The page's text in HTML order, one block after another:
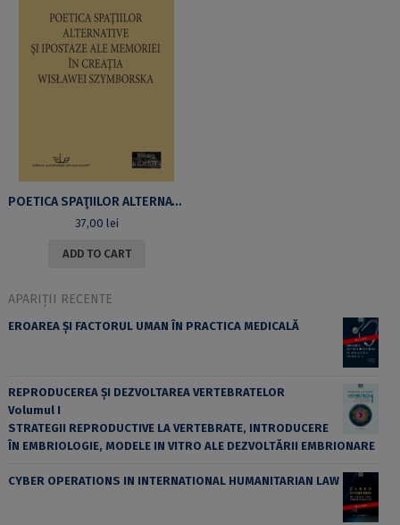
POETICA SPAŢIILOR ALTERNATIVE ŞI IPOSTAZE ALE MEMORIEI ÎN CREAŢIA WISŁAWEI SZYMBORSKA
37,00 lei
ADD TO CART
APARIȚII RECENTE
EROAREA ȘI FACTORUL UMAN ÎN PRACTICA MEDICALĂ
REPRODUCEREA ȘI DEZVOLTAREA VERTEBRATELOR
Volumul I
STRATEGII REPRODUCTIVE LA VERTEBRATE, INTRODUCERE
ÎN EMBRIOLOGIE, MODELE IN VITRO ALE DEZVOLTĂRII EMBRIONARE
CYBER OPERATIONS IN INTERNATIONAL HUMANITARIAN LAW